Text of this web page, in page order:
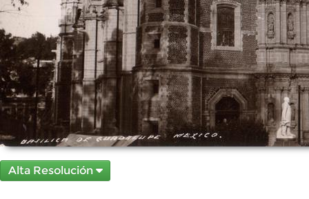
Alta Resolución